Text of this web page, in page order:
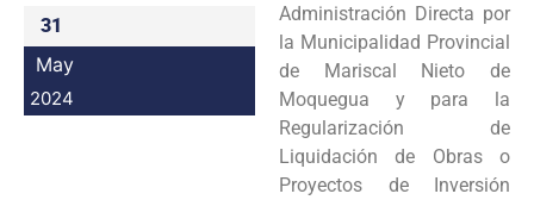
31
May
2024
Administración Directa por
la Municipalidad Provincial
de Mariscal Nieto de
Moquegua y para la
Regularización de
Liquidación de Obras o
Proyectos de Inversión